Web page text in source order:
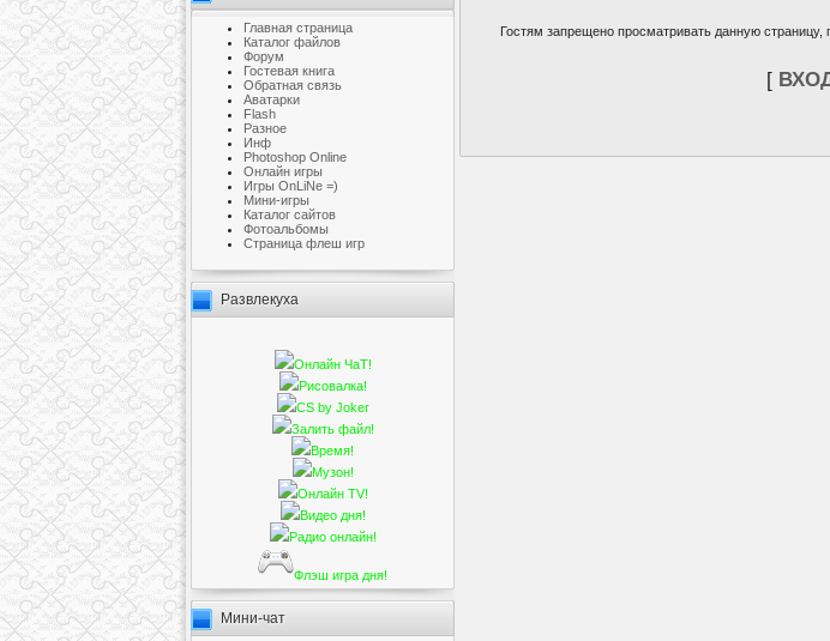
Главная страница
Каталог файлов
Форум
Гостевая книга
Обратная связь
Аватарки
Flash
Разное
Инф
Photoshop Online
Онлайн игры
Игры OnLiNe =)
Мини-игры
Каталог сайтов
Фотоальбомы
Cтраница флеш игр
Развлекуха
Онлайн ЧаТ!
Рисовалка!
CS by Joker
Залить файл!
Время!
Музон!
Онлайн TV!
Видео дня!
Радио онлайн!
Флэш игра дня!
Мини-чат
Гостям запрещено просматривать данную страницу,
[